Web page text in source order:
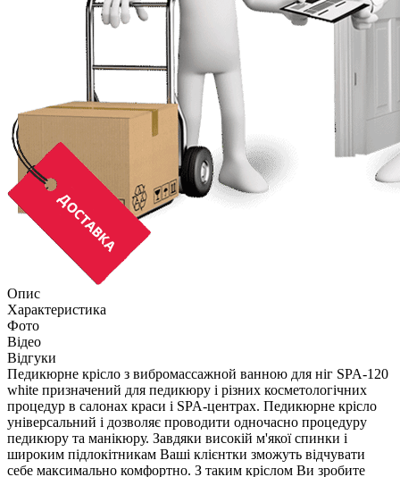
Опис
Характеристика
Фото
Відео
Відгуки
Педикюрне крісло з вибромассажной ванною для ніг SPA-120
white призначений для педикюру і різних косметологічних
процедур в салонах краси і SPA-центрах. Педикюрне крісло
універсальний і дозволяє проводити одночасно процедуру
педикюру та манікюру. Завдяки високій м'якої спинки і
широким підлокітникам Ваші клієнтки зможуть відчувати
себе максимально комфортно. З таким кріслом Ви зробите